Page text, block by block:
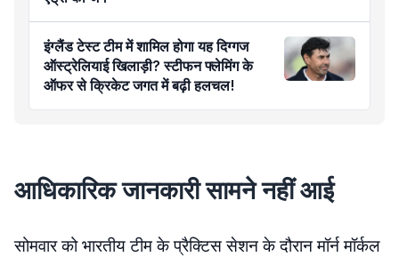
इंग्लैंड टेस्ट टीम में शामिल होगा यह दिग्गज
ऑस्ट्रेलियाई खिलाड़ी? स्टीफन फ्लेमिंग के
ऑफर से क्रिकेट जगत में बढ़ी हलचल!
आधिकारिक जानकारी सामने नहीं आई
सोमवार को भारतीय टीम के प्रैक्टिस सेशन के दौरान मॉर्न मॉर्कल